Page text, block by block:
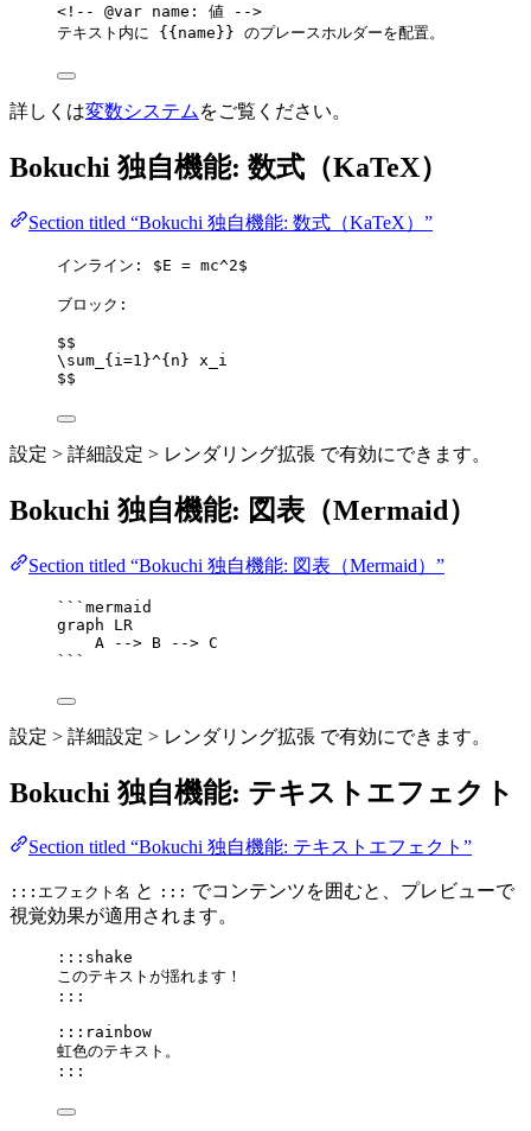
<!-- @var name: 値 -->
テキスト内に {{name}} のプレースホルダーを配置。
詳しくは変数システム をご覧ください。
Bokuchi 独自機能: 数式（KaTeX）
Section titled “Bokuchi 独自機能: 数式（KaTeX）”
インライン: $E = mc^2$
ブロック:
$$
\sum_{i=1}^{n} x_i
$$
設定 > 詳細設定 > レンダリング拡張 で有効にできます。
Bokuchi 独自機能: 図表（Mermaid）
Section titled “Bokuchi 独自機能: 図表（Mermaid）”
```mermaid
graph LR
A --> B --> C
```
設定 > 詳細設定 > レンダリング拡張 で有効にできます。
Bokuchi 独自機能: テキストエフェクト
Section titled “Bokuchi 独自機能: テキストエフェクト”
:::エフェクト名 と ::: でコンテンツを囲むと、プレビューで
視覚効果が適用されます。
:::shake
このテキストが揺れます！
:::
:::rainbow
虹色のテキスト。
:::